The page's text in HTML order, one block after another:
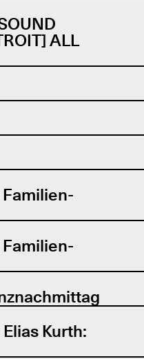
ALL
Familien-
Familien-
Kurth: